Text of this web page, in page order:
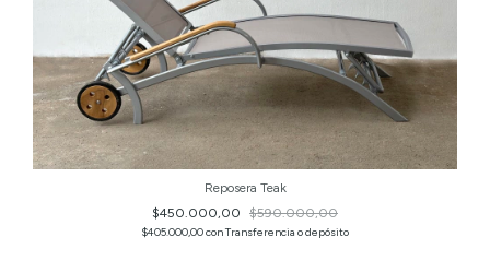
Reposera Teak
$450.000,00
$590.000,00
$405.000,00conTransferencia o depósito